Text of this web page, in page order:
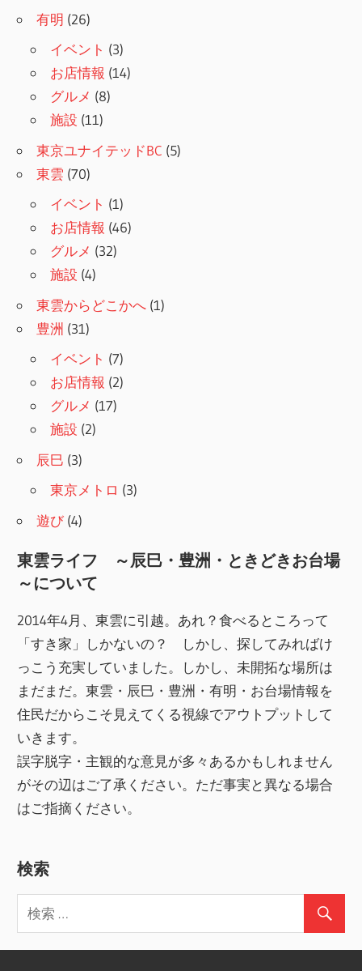
有明 (26)
イベント (3)
お店情報 (14)
グルメ (8)
施設 (11)
東京ユナイテッドBC (5)
東雲 (70)
イベント (1)
お店情報 (46)
グルメ (32)
施設 (4)
東雲からどこかへ (1)
豊洲 (31)
イベント (7)
お店情報 (2)
グルメ (17)
施設 (2)
辰巳 (3)
東京メトロ (3)
遊び (4)
東雲ライフ ～辰巳・豊洲・ときどきお台場
～について
2014年4月、東雲に引越。あれ？食べるところって
「すき家」しかないの？ しかし、探してみればけ
っこう充実していました。しかし、未開拓な場所は
まだまだ。東雲・辰巳・豊洲・有明・お台場情報を
住民だからこそ見えてくる視線でアウトプットして
いきます。
誤字脱字・主観的な意見が多々あるかもしれません
がその辺はご了承ください。ただ事実と異なる場合
はご指摘ください。
検索